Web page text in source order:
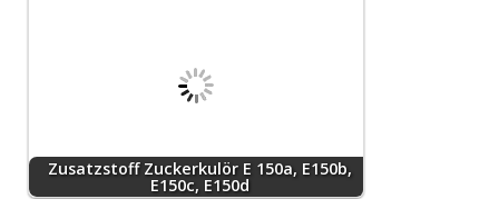
Zusatzstoff Zuckerkulör E 150a, E150b,
E150c, E150d